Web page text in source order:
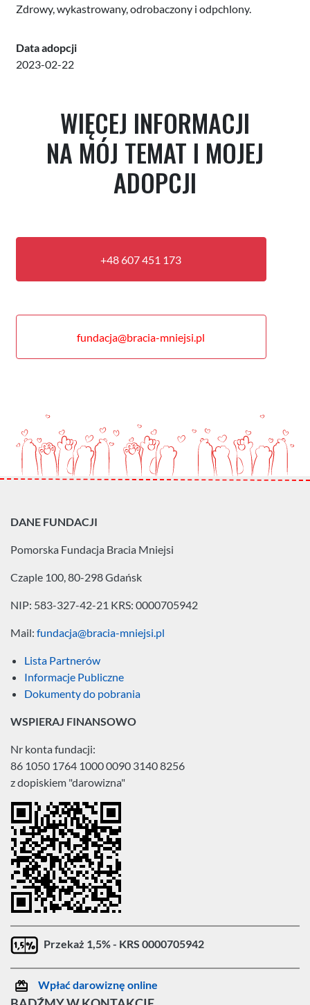
Zdrowy, wykastrowany, odrobaczony i odpchlony.
Data adopcji
2023-02-22
WIĘCEJ INFORMACJI
NA MÓJ TEMAT I MOJEJ
ADOPCJI
+48 607 451 173
fundacja@bracia-mniejsi.pl
DANE FUNDACJI
Pomorska Fundacja Bracia Mniejsi
Czaple 100, 80-298 Gdańsk
NIP: 583-327-42-21 KRS: 0000705942
Mail: fundacja@bracia-mniejsi.pl
Lista Partnerów
Informacje Publiczne
Dokumenty do pobrania
WSPIERAJ FINANSOWO
Nr konta fundacji:
86 1050 1764 1000 0090 3140 8256
z dopiskiem "darowizna"
Przekaż 1,5% - KRS 0000705942
Wpłać darowiznę online